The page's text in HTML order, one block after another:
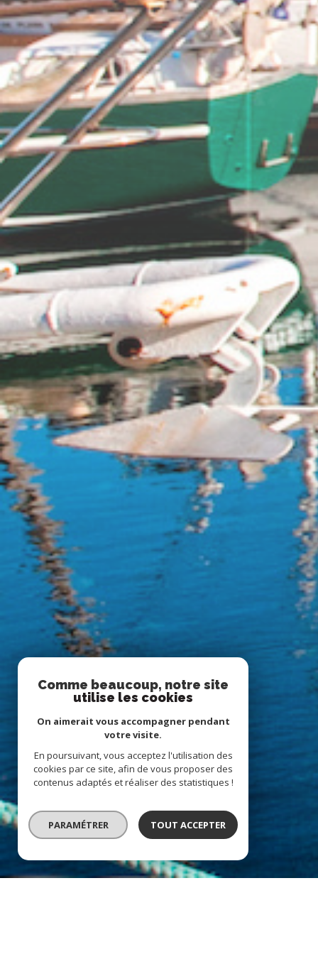
Comme beaucoup, notre site
utilise les cookies
On aimerait vous accompagner pendant
votre visite.
En poursuivant, vous acceptez l'utilisation des
cookies par ce site, afin de vous proposer des
contenus adaptés et réaliser des statistiques !
PARAMÉTRER TOUT ACCEPTER